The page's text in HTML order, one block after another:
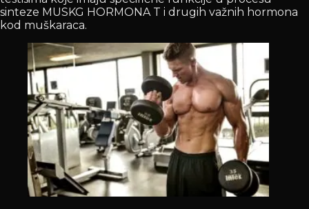
sinteze MUSKG HORMONA T i drugih važnih hormona
kod muškaraca.